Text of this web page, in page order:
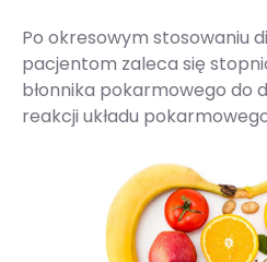
Po okresowym stosowaniu
pacjentom zaleca się
błonnika pokarmowego do
reakcji układu